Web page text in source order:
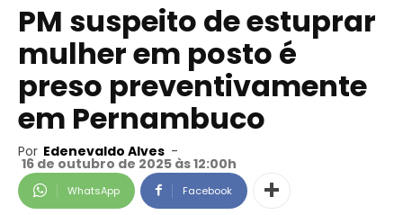
PM suspeito de estuprar
mulher em posto é
preso preventivamente
em Pernambuco
Por Edenevaldo Alves -
16 de outubro de 2025 às 12:00h
WhatsApp Facebook